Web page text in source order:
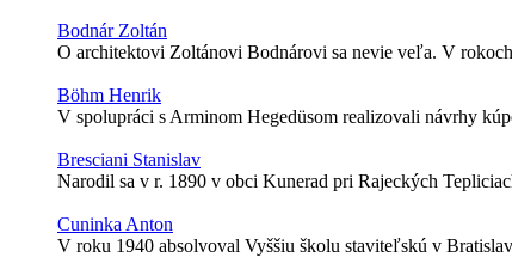
Bodnár Zoltán
O architektovi Zoltánovi Bodnárovi sa nevie veľa. V
Böhm Henrik
V spolupráci s Arminom Hegedüsom realizovali návrhy
Bresciani Stanislav
Narodil sa v r. 1890 v obci Kunerad pri Rajeckých
Cuninka Anton
V roku 1940 absolvoval Vyššiu školu staviteľskú v